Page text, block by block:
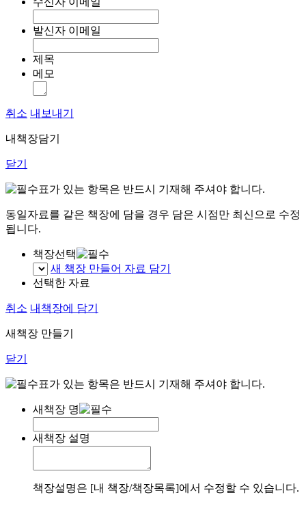
발신자 이메일
제목
메모
취소 내보내기
내책장담기
닫기
표가 있는 항목은 반드시 기재해 주셔야 합니다.
동일자료를 같은 책장에 담을 경우 담은 시점만 최신으로 수정
됩니다.
책장선택
새 책장 만들어 자료 담기
선택한 자료
취소 내책장에 담기
새책장 만들기
닫기
표가 있는 항목은 반드시 기재해 주셔야 합니다.
새책장 명
새책장 설명
책장설명은 [내 책장/책장목록]에서 수정할 수 있습니다.